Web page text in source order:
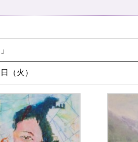
（火）